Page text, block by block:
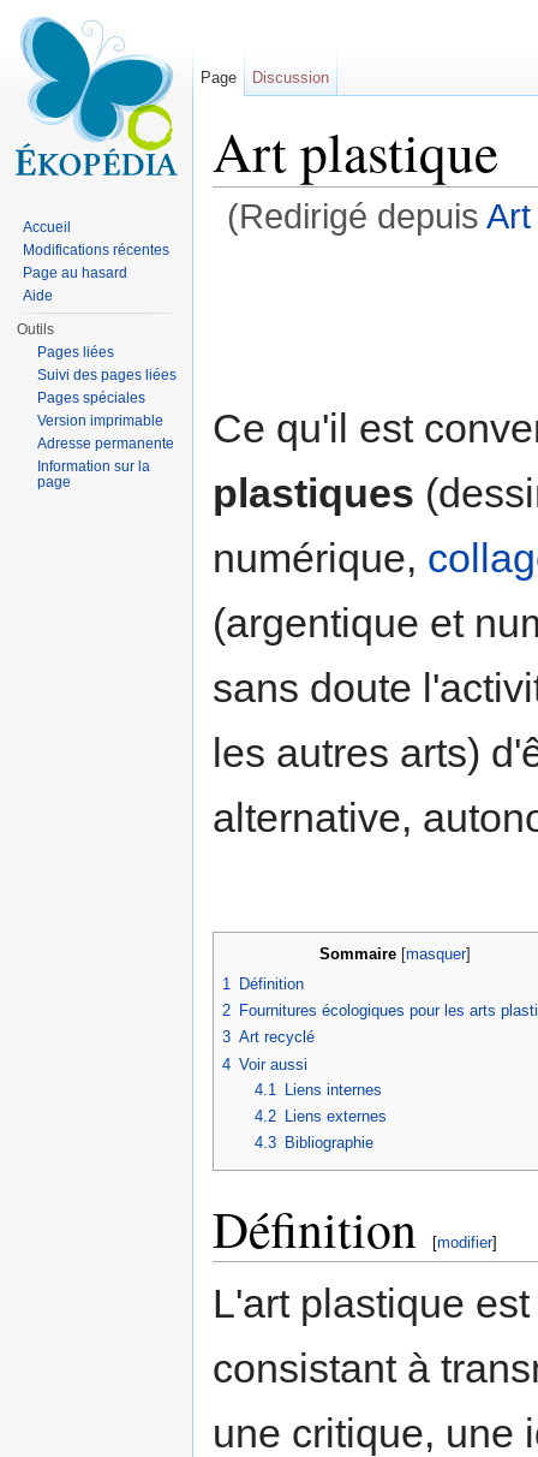
Art plastique
(Redirigé depuis
Ce qu'il est
plastiques
numérique,
(argentique et
sans doute
les autres arts)
alternative,
Sommaire[masquer]
1
Définition
2 Fournitures écologiques pour les arts
3 Art recyclé
4 Voir aussi
4.1
Liens internes
4.2
Liens externes
4.3
Bibliographie
Définition [modifier]
L'art plastique
consistant à
une critique, une
Page Discussion
Accueil
Modifications récentes
Page au hasard
Aide
Outils
Pages liées
Suivi des pages liées
Pages spéciales
Version imprimable
Adresse permanente
Information sur la
page